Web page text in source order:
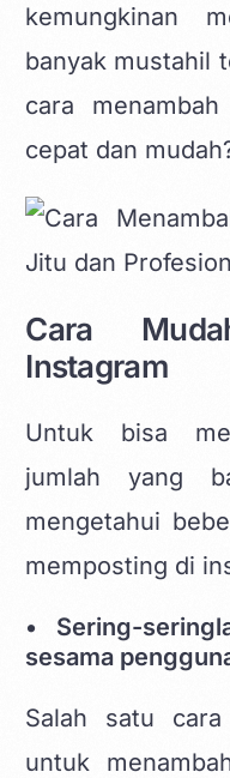
kemungkinan
banyak mustahil
cara
cepat dan
Cara
Instagram
Untuk bisa
jumlah yang
mengetahui
memposting di
• Sering-
sesama
Salah satu
untuk